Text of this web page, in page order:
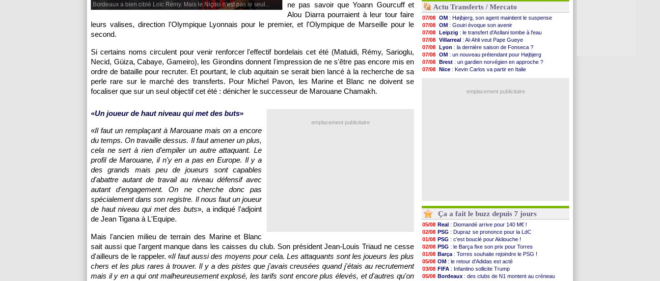
Bordeaux a bien ciblé Loïc Rémy. Mais le Niçois n'est pas le seul...
ne pas savoir que Yoann Gourcuff et
Alou Diarra pourraient à leur tour faire
leurs valises, direction l'Olympique Lyonnais pour le premier, et l'Olympique de Marseille pour le
second.
Si certains noms circulent pour venir renforcer l'effectif bordelais cet été (Matuidi, Rémy, Sarioglu,
Necid, Güiza, Cabaye, Gameiro), les Girondins donnent l'impression de ne s'être pas encore mis en
ordre de bataille pour recruter. Et pourtant, le club aquitain se serait bien lancé à la recherche de sa
perle rare sur le marché des transferts. Pour Michel Pavon, les Marine et Blanc ne doivent se
focaliser que sur un seul objectif cet été : dénicher le successeur de Marouane Chamakh.
emplacement publicitaire
«Un joueur de haut niveau qui met des buts»
«Il faut un remplaçant à Marouane mais on a encore
du temps. On travaille dessus. Il faut amener un plus,
cela ne sert à rien d'empiler un autre attaquant. Le
profil de Marouane, il n'y en a pas en Europe. Il y a
des grands mais peu de joueurs sont capables
d'abattre autant de travail au niveau défensif avec
autant d'engagement. On ne cherche donc pas
spécialement dans son registre. Il nous faut un joueur
de haut niveau qui met des buts», a indiqué l'adjoint
de Jean Tigana à L'Equipe.
Mais l'ancien milieu de terrain des Marine et Blanc
sait aussi que l'argent manque dans les caisses du club. Son président Jean-Louis Triaud ne cesse
d'ailleurs de le rappeler. «Il faut aussi des moyens pour cela. Les attaquants sont les joueurs les plus
chers et les plus rares à trouver. Il y a des pistes que j'avais creusées quand j'étais au recrutement
mais il y en a qui ont malheureusement explosé, les tarifs sont encore plus élevés, et d'autres qu'on
Actu Transferts / Mercato
07/08 OM : Højbjerg, son agent maintient le suspense
07/08 OM : Gouiri évoque son avenir
07/08 Leipzig : le transfert d'Asllani tombe à l'eau
07/08 Villarreal : Al-Ahli veut Pape Gueye
07/08 Lyon : la dernière saison de Fonseca ?
07/08 OM : un nouveau prétendant pour Højbjerg
07/08 Brest : un gardien norvégien en approche ?
07/08 Nice : Kevin Carlos va partir en Italie
: Mangala prêté à Getafe (officiel)
emplacement publicitaire
Ça a fait le buzz depuis 7 jours
05/08 Real : Diomandé arrive pour 140 M€ !
02/08 PSG : Dupraz se prononce pour la LdC
01/08 PSG : c'est bouclé pour Akliouche !
02/08 PSG : le Barça fixe son prix pour Torres
01/08 Barça : Torres souhaite rejoindre le PSG !
05/08 OM : le retour d'Adidas est acté
03/08 FIFA : Infantino sollicite Trump
05/08 Bordeaux : des clubs de N1 montent au créneau